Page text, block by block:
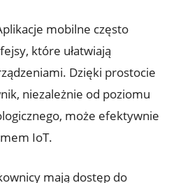
mobilne często
które ułatwiają
Dzięki prostocie
niezależnie od poziomu
może efektywnie
IoT.
mają dostęp do